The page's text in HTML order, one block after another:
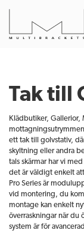
Tak till
Klädbutiker, Gallerior,
ett tak till golvstativ,
skyltning eller andra
tals skärmar har vi
det är väldigt enkelt
Pro Series är
vid montering, du
montage kan enkelt
överraskningar när du
system är för